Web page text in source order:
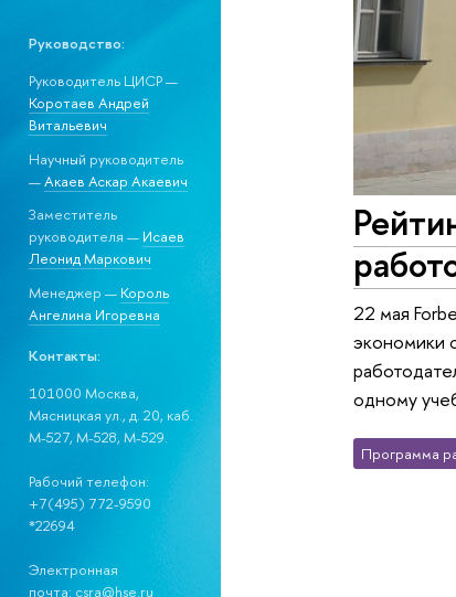
Руководство:
Руководитель ЦИСР —
Коротаев Андрей
Витальевич
Научный руководитель
—Акаев Аскар Акаевич
Заместитель
руководителя — Исаев
Леонид Маркович
Менеджер — Король
Ангелина Игоревна
Контакты:
101000 Москва,
Мясницкая ул., д. 20, каб.
М-527, М-528, М-529.
Рабочий телефон:
+7(495) 772-9590
*22694
Электронная
почта: csra@hse.ru
22 мая
экономики
одному
Программа